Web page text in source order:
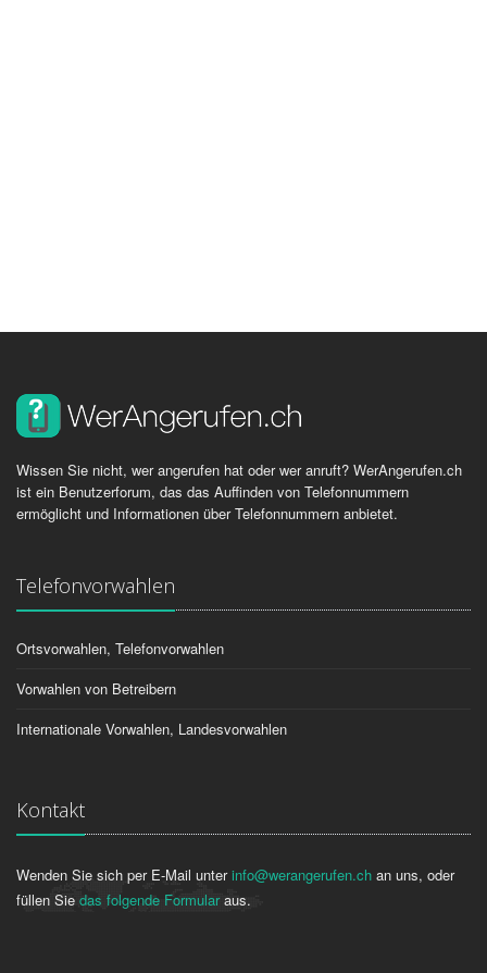
Wissen Sie nicht, wer angerufen hat oder wer anruft? WerAngerufen.ch
ist ein Benutzerforum, das das Auffinden von Telefonnummern
ermöglicht und Informationen über Telefonnummern anbietet.
Telefonvorwahlen
Ortsvorwahlen, Telefonvorwahlen
Vorwahlen von Betreibern
Internationale Vorwahlen, Landesvorwahlen
Kontakt
Wenden Sie sich per E-Mail unterinfo@werangerufen.ch an uns, oder
füllen Sie das folgende Formularaus.